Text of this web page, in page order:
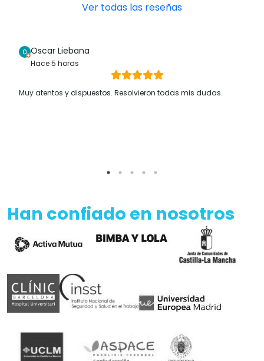
Ver todas las reseñas
Oscar Liebana
Hace 5 horas
Muy atentos y dispuestos. Resolvieron todas mis dudas.
Han confiado en nosotros